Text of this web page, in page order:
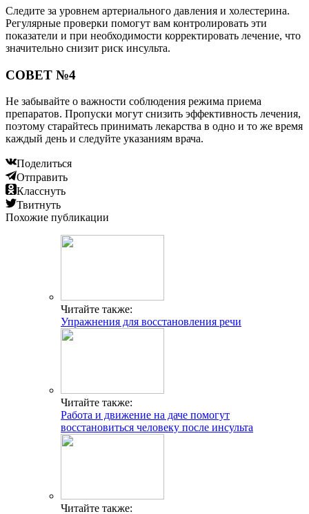
Следите за уровнем артериального давления и холестерина.
Регулярные проверки помогут вам контролировать эти
показатели и при необходимости корректировать лечение, что
значительно снизит риск инсульта.
СОВЕТ №4
Не забывайте о важности соблюдения режима приема
препаратов. Пропуски могут снизить эффективность лечения,
поэтому старайтесь принимать лекарства в одно и то же время
каждый день и следуйте указаниям врача.
Поделиться
Отправить
Класснуть
Твитнуть
Похожие публикации
Читайте также:
Упражнения для восстановления речи
Читайте также:
Работа и движение на даче помогут
восстановиться человеку после инсульта
Читайте также: